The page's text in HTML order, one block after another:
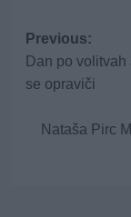
Post
Previous:
Dan po
se opraviči
Nataša Pirc